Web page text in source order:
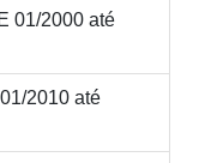
01/2000 até
2010 até